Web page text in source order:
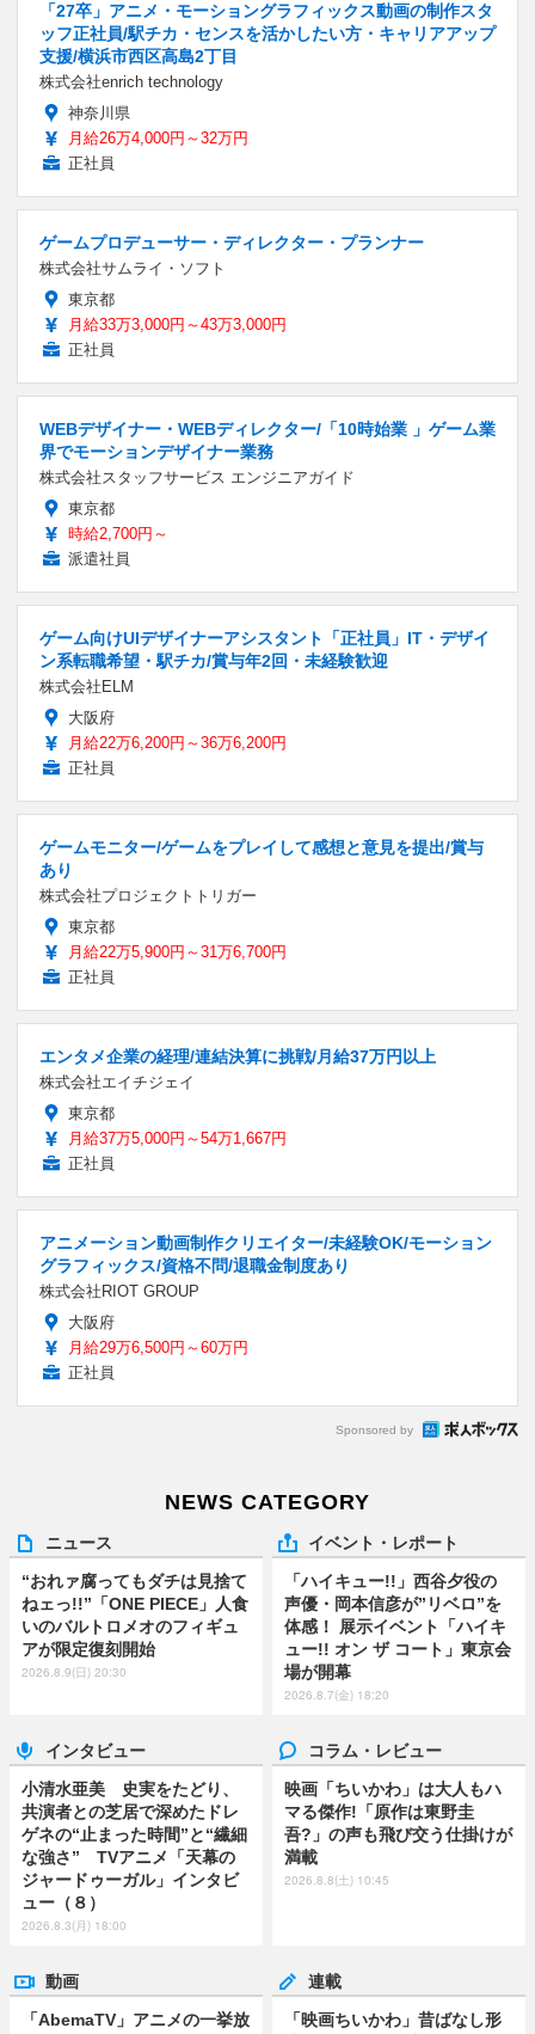
「27卒」アニメ・モーショングラフィックス動画の制作スタ
ッフ正社員/駅チカ・センスを活かしたい方・キャリアアップ
支援/横浜市西区高島2丁目
株式会社enrich technology
神奈川県
月給26万4,000円～32万円
正社員
ゲームプロデューサー・ディレクター・プランナー
株式会社サムライ・ソフト
東京都
月給33万3,000円～43万3,000円
正社員
WEBデザイナー・WEBディレクター/「10時始業 」ゲーム業
界でモーションデザイナー業務
株式会社スタッフサービス エンジニアガイド
東京都
時給2,700円～
派遣社員
ゲーム向けUIデザイナーアシスタント「正社員」IT・デザイ
ン系転職希望・駅チカ/賞与年2回・未経験歓迎
株式会社ELM
大阪府
月給22万6,200円～36万6,200円
正社員
ゲームモニター/ゲームをプレイして感想と意見を提出/賞与
あり
株式会社プロジェクトトリガー
東京都
月給22万5,900円～31万6,700円
正社員
エンタメ企業の経理/連結決算に挑戦/月給37万円以上
株式会社エイチジェイ
東京都
月給37万5,000円～54万1,667円
正社員
アニメーション動画制作クリエイター/未経験OK/モーション
グラフィックス/資格不問/退職金制度あり
株式会社RIOT GROUP
大阪府
月給29万6,500円～60万円
正社員
Sponsored by
NEWS CATEGORY
ニュース
“おれァ腐ってもダチは見捨て
ねェっ!!”「ONE PIECE」人食
いのバルトロメオのフィギュ
アが限定復刻開始
2026.8.9(日) 20:30
イベント・レポート
「ハイキュー!!」西谷夕役の
声優・岡本信彦が”リベロ”を
体感！ 展示イベント「ハイキ
ュー!! オン ザ コート」東京会
場が開幕
2026.8.7(金) 18:20
インタビュー
小清水亜美 史実をたどり、
共演者との芝居で深めたドレ
ゲネの“止まった時間”と“繊細
な強さ” TVアニメ「天幕の
ジャードゥーガル」インタビ
ュー（８）
2026.8.3(月) 18:00
コラム・レビュー
映画「ちいかわ」は大人もハ
マる傑作!「原作は東野圭
吾?」の声も飛び交う仕掛けが
満載
2026.8.8(土) 10:45
動画
「AbemaTV」アニメの一挙放
連載
「映画ちいかわ」昔ばなし形